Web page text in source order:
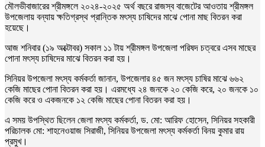
মৌলভীবাজারের শ্রীমঙ্গলে ২০২৪-২০২৫ অর্থ বছরে রাজস্ব বাজেটের আওতায় শ্রীমঙ্গল
উপজেলায় বন্যায় ক্ষতিগ্রস্থ প্রান্তিক মৎস্য চাষিদের মাঝে পোনা মাছ বিতরন করা
হয়েছে।
আজ শনিবার (১৯ অক্টোবর) সকাল ১১ টায় শ্রীমঙ্গল উপজেলা পরিষদ চত্বরে এসব মাছের
পোনা মৎস্য চাষিদের মাঝে বিতরন করা হয়।
সিনিয়র উপজেলা মৎস্য কর্মকর্তা জানান, উপজেলার ৪৫ জন মৎস্য চাষির মাঝে ৬৬২
কেজি মাছের পোনা বিতরন করা হয়। এরমধ্যে ২৪ জনকে ২০ কেজি করে, ২০ জনকে ১০
কেজি করে ও একজনকে ১২ কেজি মাছের পোনা বিতরন করা হয়।
এ সময় উপস্থিত ছিলেন জেলা মৎস্য কর্মকর্তা, ড. মো: আরিফ হোসেন, সিনিয়র সহকারী
পরিচালক মো: শাহনেওয়াজ সিরাজী, সিনিয়র উপজেলা মৎস্য কর্মকর্তা বিনয় কুমার রায়
প্রমুখ।